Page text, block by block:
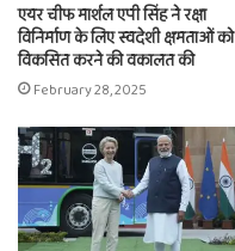
एयर चीफ मार्शल एपी सिंह ने रक्षा
विनिर्माण के लिए स्वदेशी क्षमताओं को
विकसित करने की वकालत की
February 28, 2025